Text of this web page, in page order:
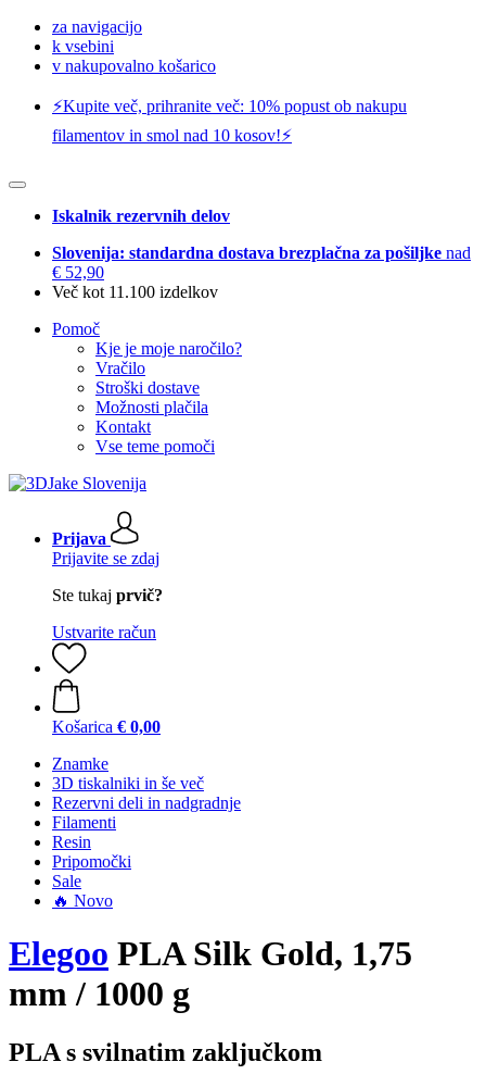
za navigacijo
k vsebini
v nakupovalno košarico
⚡️Kupite več, prihranite več: 10% popust ob nakupu
filamentov in smol nad 10 kosov!⚡️
Iskalnik rezervnih delov
Slovenija: standardna dostava brezplačna za pošiljke nad
€ 52,90
Več kot 11.100 izdelkov
Pomoč
Kje je moje naročilo?
Vračilo
Stroški dostave
Možnosti plačila
Kontakt
Vse teme pomoči
Prijava
Prijavite se zdaj
Ste tukaj prvič?
Ustvarite račun
Košarica € 0,00
Znamke
3D tiskalniki in še več
Rezervni deli in nadgradnje
Filamenti
Resin
Pripomočki
Sale
🔥 Novo
Elegoo PLA Silk Gold, 1,75
mm / 1000 g
PLA s svilnatim zaključkom